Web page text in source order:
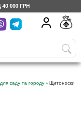
000 ГРН
саду та городу » Щитоноски